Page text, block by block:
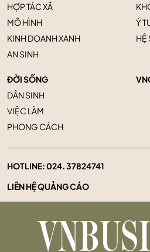
HỢP TÁC XÃ
MÔ HÌNH
KINH DOANH XANH
AN SINH
Ý
HỆ
ĐỜI SỐNG
DÂN SINH
VIỆC LÀM
PHONG CÁCH
HOTLINE:024. 37824741
LIÊN HỆ QUẢNG CÁO